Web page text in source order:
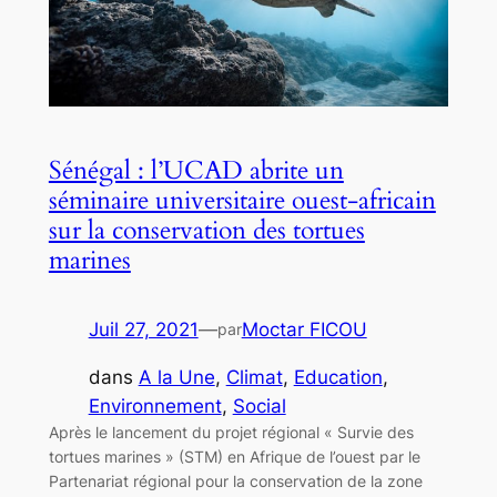
Sénégal : l’UCAD abrite un
séminaire universitaire ouest-africain
sur la conservation des tortues
marines
Juil 27, 2021—parMoctar FICOU
dans A la Une, Climat, Education
Environnement, Social
Après le lancement du projet régional « Survie des
tortues marines » (STM) en Afrique de l’ouest par le
Partenariat régional pour la conservation de la zone